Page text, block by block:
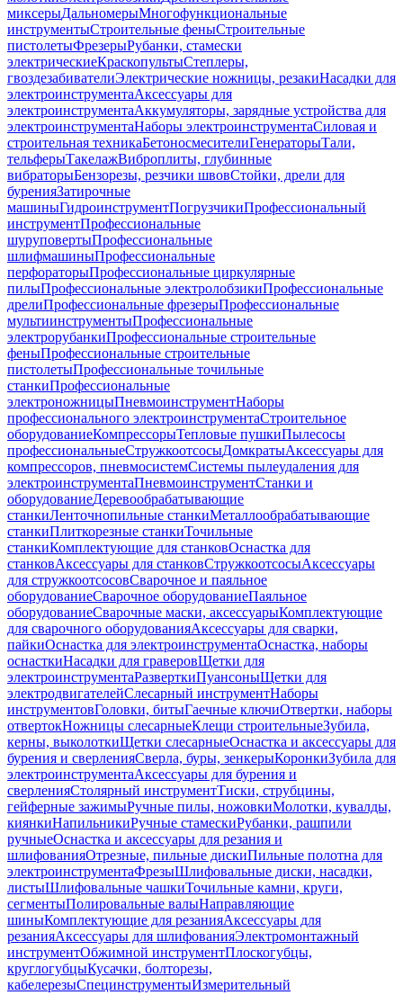
миксерыДальномерыМногофункциональные
инструментыСтроительные феныСтроительные
пистолетыФрезерыРубанки, стамески
электрическиеКраскопультыСтеплеры,
гвоздезабивателиЭлектрические ножницы, резакиНасадки для
электроинструментаАксессуары для
электроинструментаАккумуляторы, зарядные устройства для
электроинструментаНаборы электроинструментаСиловая и
строительная техникаБетоносмесителиГенераторыТали,
тельферыТакелажВиброплиты, глубинные
вибраторыБензорезы, резчики швовСтойки, дрели для
буренияЗатирочные
машиныГидроинструментПогрузчикиПрофессиональный
инструментПрофессиональные
шуруповертыПрофессиональные
шлифмашиныПрофессиональные
перфораторыПрофессиональные циркулярные
пилыПрофессиональные электролобзикиПрофессиональные
дрелиПрофессиональные фрезерыПрофессиональные
мультиинструментыПрофессиональные
электрорубанкиПрофессиональные строительные
феныПрофессиональные строительные
пистолетыПрофессиональные точильные
станкиПрофессиональные
электроножницыПневмоинструментНаборы
профессионального электроинструментаСтроительное
оборудованиеКомпрессорыТепловые пушкиПылесосы
профессиональныеСтружкоотсосыДомкратыАксессуары для
компрессоров, пневмосистемСистемы пылеудаления для
электроинструментаПневмоинструментСтанки и
оборудованиеДеревообрабатывающие
станкиЛенточнопильные станкиМеталлообрабатывающие
станкиПлиткорезные станкиТочильные
станкиКомплектующие для станковОснастка для
станковАксессуары для станковСтружкоотсосыАксессуары
для стружкоотсосовСварочное и паяльное
оборудованиеСварочное оборудованиеПаяльное
оборудованиеСварочные маски, аксессуарыКомплектующие
для сварочного оборудованияАксессуары для сварки,
пайкиОснастка для электроинструментаОснастка, наборы
оснасткиНасадки для граверовЩетки для
электроинструментаРазверткиПуансоныЩетки для
электродвигателейСлесарный инструментНаборы
инструментовГоловки, битыГаечные ключиОтвертки, наборы
отвертокНожницы слесарныеКлещи строительныеЗубила,
керны, выколоткиЩетки слесарныеОснастка и аксессуары для
бурения и сверленияСверла, буры, зенкерыКоронкиЗубила для
электроинструментаАксессуары для бурения и
сверленияСтолярный инструментТиски, струбцины,
гейферные зажимыРучные пилы, ножовкиМолотки, кувалды,
киянкиНапильникиРучные стамескиРубанки, рашпили
ручныеОснастка и аксессуары для резания и
шлифованияОтрезные, пильные дискиПильные полотна для
электроинструментаФрезыШлифовальные диски, насадки,
листыШлифовальные чашкиТочильные камни, круги,
сегментыПолировальные валыНаправляющие
шиныКомплектующие для резанияАксессуары для
резанияАксессуары для шлифованияЭлектромонтажный
инструментОбжимной инструментПлоскогубцы,
круглогубцыКусачки, болторезы,
кабелерезыСпецинструментыИзмерительный